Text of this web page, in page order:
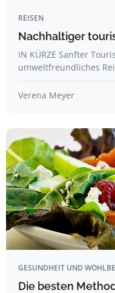
REISEN
Nachhaltiger
IN KÜRZE Sanfter
umweltfreundliches
Verena Meyer
GESUNDHEIT UND
Die besten